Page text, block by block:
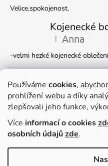
Používáme cookies,
prohlížení webu a díky
zlepšovali jeho funkce,
Více informací o cookies
osobních údajůzde.
Velice,spokojenost.
Hodnocení
| Anna
-velmi hezké kojenecké
Kojenecká
Hodnocení
| Ivana
Krásné
Facebook